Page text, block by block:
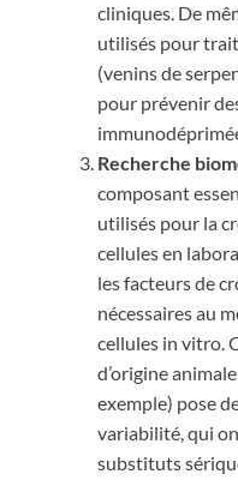
cliniques. De
utilisés pour
(venins de
pour prévenir
Recherche
composant
utilisés pour la
cellules en
les facteurs de
nécessaires au
cellules in vitro.
d’origine
exemple) pose
variabilité, qui
substituts